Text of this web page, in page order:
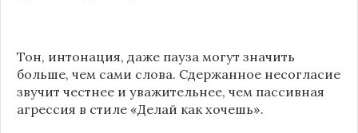
Тон, интонация, даже пауза могут значить
больше, чем сами слова. Сдержанное несогласие
звучит честнее и уважительнее, чем пассивная
агрессия в стиле «Делай как хочешь».